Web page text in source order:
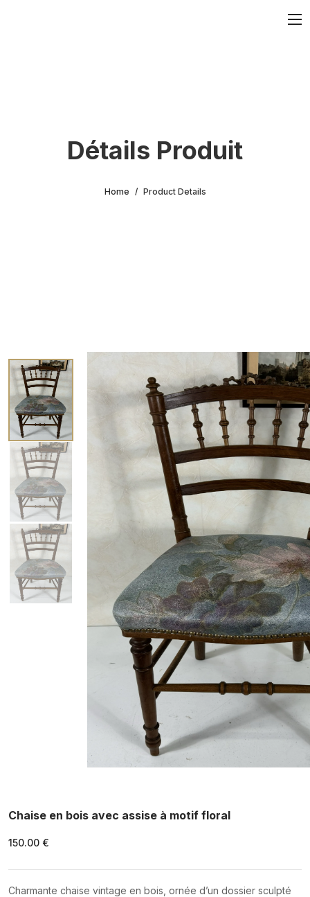
Détails Produit
Home Product Details
Chaise en bois avec assise à motif floral
150.00 €
Charmante chaise vintage en bois, ornée d’un dossier sculpté